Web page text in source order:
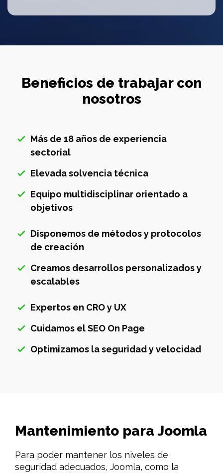
Beneficios de trabajar con
nosotros
Más de 18 años de experiencia
sectorial
Elevada solvencia técnica
Equipo multidisciplinar orientado a
objetivos
Disponemos de métodos y protocolos
de creación
Creamos desarrollos personalizados y
escalables
Expertos en CRO y UX
Cuidamos el SEO On Page
Optimizamos la seguridad y velocidad
Mantenimiento para Joomla
Para poder mantener los niveles de
seguridad adecuados, Joomla, como la